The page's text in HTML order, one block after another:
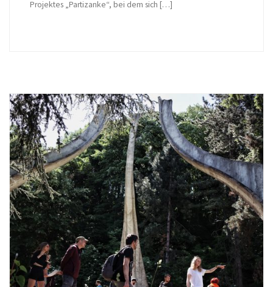
Projektes „Partizanke“, bei dem sich […]